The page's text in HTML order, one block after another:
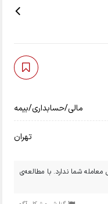
مالی/حسابداری/بیمه
تهران
شما ندارد. با مطالعه‌ی